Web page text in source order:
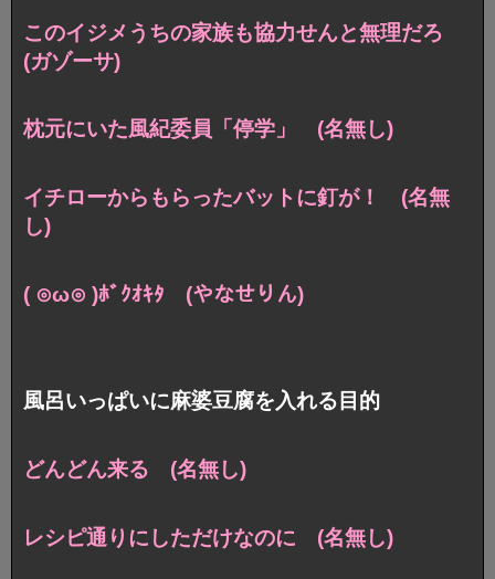
このイジメうちの家族も協力せんと無理だろ
(ガゾーサ)
枕元にいた風紀委員「停学」 (名無し)
イチローからもらったバットに釘が！ (名無
し)
( ⊙ω⊙ )ﾎﾞｸｵｷﾀ (やなせりん)
風呂いっぱいに麻婆豆腐を入れる目的
どんどん来る (名無し)
レシピ通りにしただけなのに (名無し)